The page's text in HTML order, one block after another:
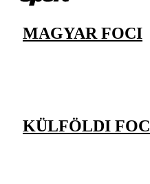
MAGYAR FOCI
KÜLFÖLDI